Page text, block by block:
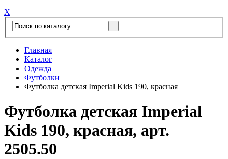
Х
Главная
Каталог
Одежда
Футболки
Футболка детская Imperial Kids 190, красная
Футболка детская Imperial
Kids 190, красная, арт.
2505.50